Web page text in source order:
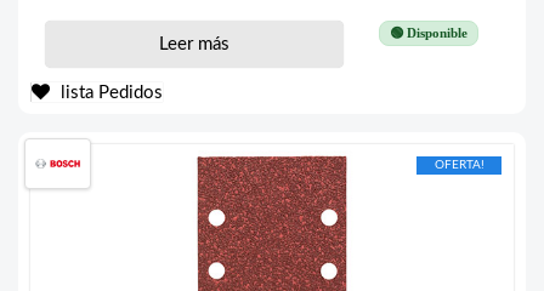
🟢 Disponible
Leer más
lista Pedidos
OFERTA!